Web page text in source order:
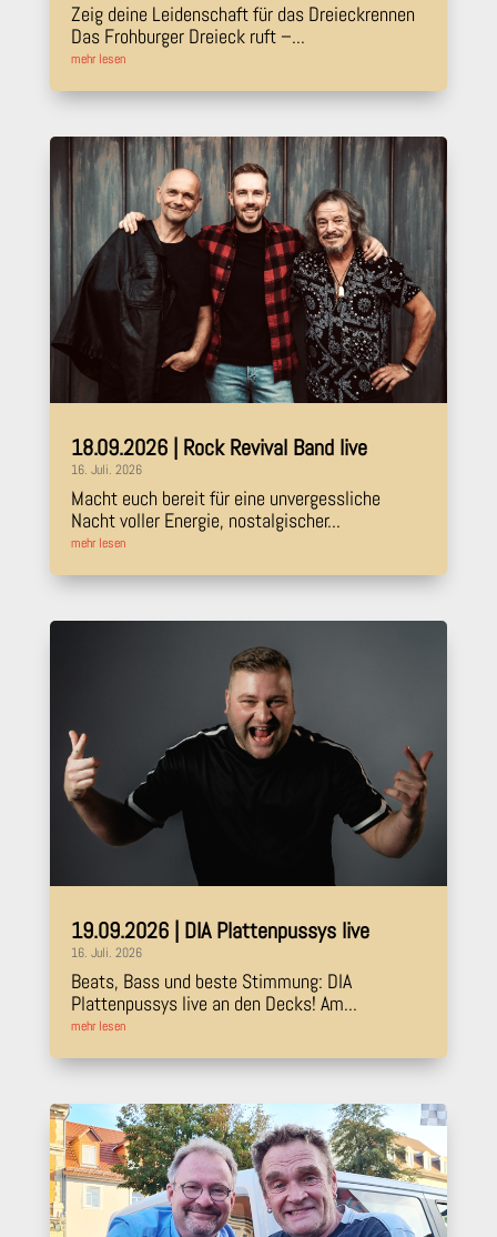
Zeig deine Leidenschaft für das Dreieckrennen
Das Frohburger Dreieck ruft –...
mehr lesen
18.09.2026 | Rock Revival Band live
16. Juli. 2026
Macht euch bereit für eine unvergessliche
Nacht voller Energie, nostalgischer...
mehr lesen
19.09.2026 | DIA Plattenpussys live
16. Juli. 2026
Beats, Bass und beste Stimmung: DIA
Plattenpussys live an den Decks! Am...
mehr lesen